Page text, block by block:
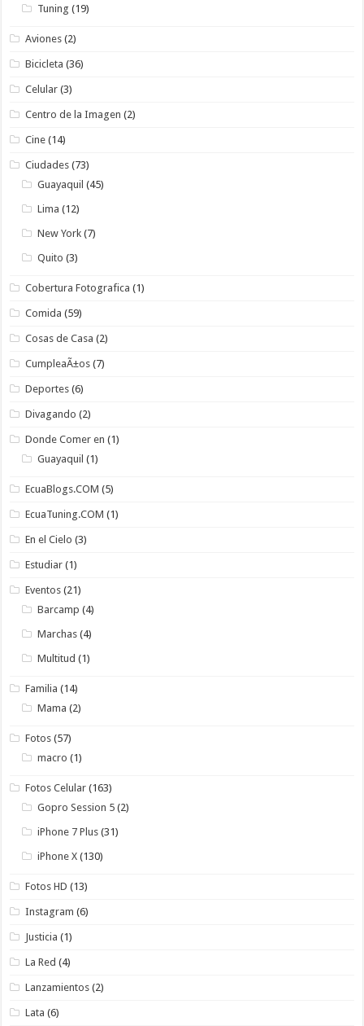
Tuning (19)
Aviones (2)
Bicicleta (36)
Celular (3)
Centro de la Imagen (2)
Cine (14)
Ciudades (73)
Guayaquil (45)
Lima (12)
New York (7)
Quito (3)
Cobertura Fotografica (1)
Comida (59)
Cosas de Casa (2)
CumpleaÃ±os (7)
Deportes (6)
Divagando (2)
Donde Comer en (1)
Guayaquil (1)
EcuaBlogs.COM (5)
EcuaTuning.COM (1)
En el Cielo (3)
Estudiar (1)
Eventos (21)
Barcamp (4)
Marchas (4)
Multitud (1)
Familia (14)
Mama (2)
Fotos (57)
macro (1)
Fotos Celular (163)
Gopro Session 5 (2)
iPhone 7 Plus (31)
iPhone X (130)
Fotos HD (13)
Instagram (6)
Justicia (1)
La Red (4)
Lanzamientos (2)
Lata (6)